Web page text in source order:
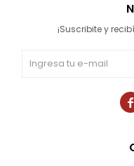
¡Suscribite y
